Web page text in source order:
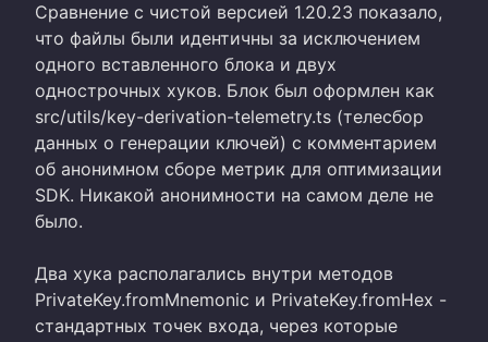
Сравнение с чистой версией 1.20.23 показало,
что файлы были идентичны за исключением
одного вставленного блока и двух
однострочных хуков. Блок был оформлен как
src/utils/key-derivation-telemetry.ts (телесбор
данных о генерации ключей) с комментарием
об анонимном сборе метрик для оптимизации
SDK. Никакой анонимности на самом деле не
было.
Два хука располагались внутри методов
PrivateKey.fromMnemonic и PrivateKey.fromHex -
стандартных точек входа, через которые